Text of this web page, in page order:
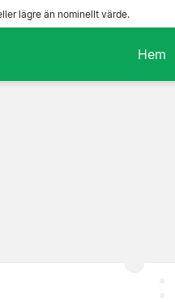
lägre än nominellt värde.
Hem